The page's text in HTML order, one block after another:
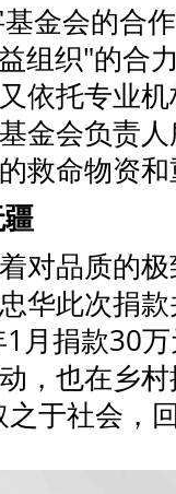
金会的合
组织"的合
依托专业
金会负责
救命物资
对品质的
华此次捐
月捐款30
，也在乡
于社会，